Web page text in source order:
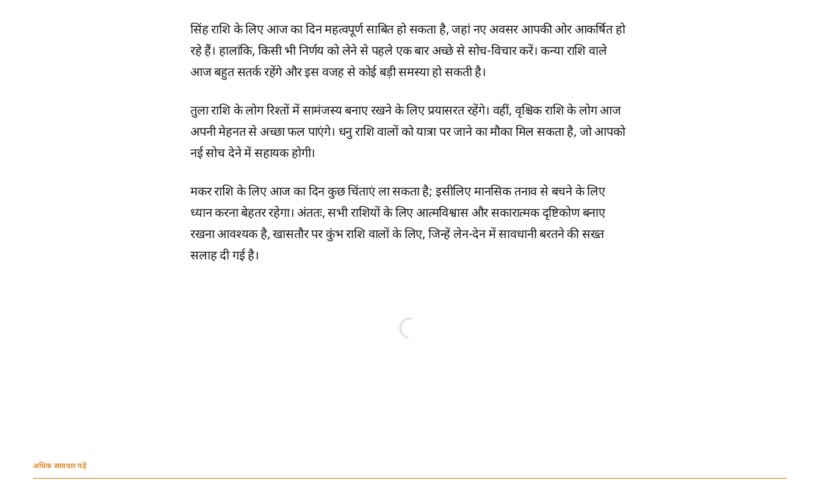
सिंह राशि के लिए आज का दिन महत्वपूर्ण साबित हो सकता है, जहां नए अवसर आपकी ओर आकर्षित हो
रहे हैं। हालांकि, किसी भी निर्णय को लेने से पहले एक बार अच्छे से सोच-विचार करें। कन्या राशि वाले
आज बहुत सतर्क रहेंगे और इस वजह से कोई बड़ी समस्या हो सकती है।
तुला राशि के लोग रिश्तों में सामंजस्य बनाए रखने के लिए प्रयासरत रहेंगे। वहीं, वृश्चिक राशि के लोग आज
अपनी मेहनत से अच्छा फल पाएंगे। धनु राशि वालों को यात्रा पर जाने का मौका मिल सकता है, जो आपको
नई सोच देने में सहायक होगी।
मकर राशि के लिए आज का दिन कुछ चिंताएं ला सकता है; इसीलिए मानसिक तनाव से बचने के लिए
ध्यान करना बेहतर रहेगा। अंततः, सभी राशियों के लिए आत्मविश्वास और सकारात्मक दृष्टिकोण बनाए
रखना आवश्यक है, खासतौर पर कुंभ राशि वालों के लिए, जिन्हें लेन-देन में सावधानी बरतने की सख्त
सलाह दी गई है।
अधिक समाचार पढ़ें